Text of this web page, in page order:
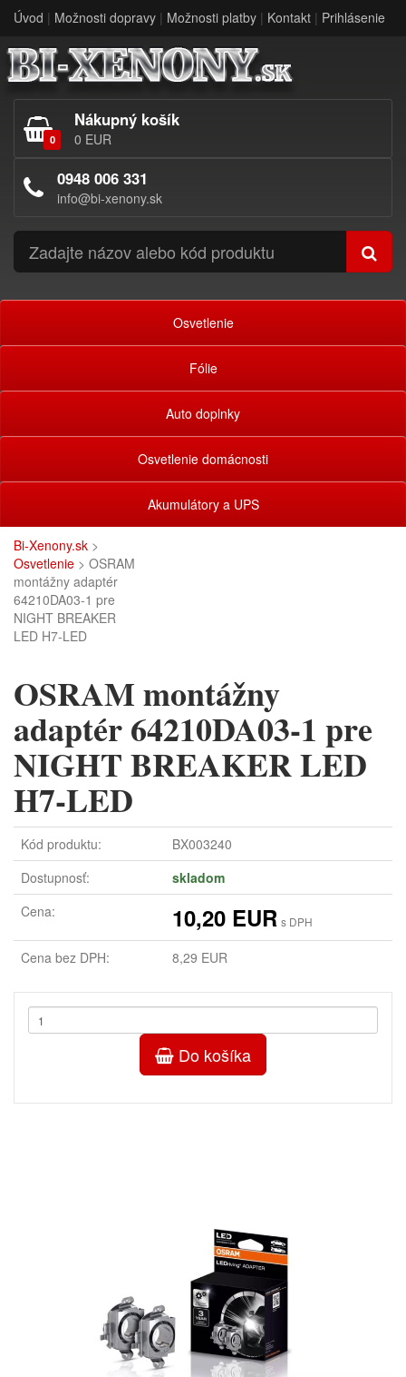
Úvod | Možnosti dopravy | Možnosti platby | Kontakt | Prihlásenie
0
Nákupný košík
0 EUR
0948 006 331
info@bi-xenony.sk
Osvetlenie
Fólie
Auto doplnky
Osvetlenie domácnosti
Akumulátory a UPS
Bi-Xenony.sk >
Osvetlenie > OSRAM
montážny adaptér
64210DA03-1 pre
NIGHT BREAKER
LED H7-LED
OSRAM montážny
adaptér 64210DA03-1 pre
NIGHT BREAKER LED
H7-LED
Kód produktu:
BX003240
Dostupnosť:
skladom
Cena:
10,20 EUR s DPH
Cena bez DPH: 8,29 EUR
Do košíka